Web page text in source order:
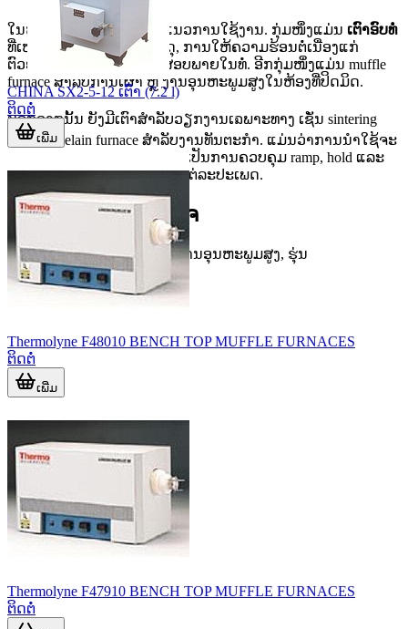
ໃນໝວດນີ້ພົບເຫັນໄດ້ຫຼາຍແນວການໃຊ້ງານ. ກຸ່ມໜຶ່ງແມ່ນ ເຕົາອົບທໍ່
ທີ່ເໝາະກັບວຽກງານວັດສະດຸ, ການໃຫ້ຄວາມຮ້ອນຕໍ່ເນື່ອງແກ່
ຕົວຢ່າງຮູບແທ່ງ ຫຼື ການທົດສອບພາຍໃນທໍ່. ອີກກຸ່ມໜຶ່ງແມ່ນ muffle
furnace ສຳລັບການເຜົາ ຫຼື ງານອຸນຫະພູມສູງໃນຫ້ອງທີ່ປິດມິດ.
ນອກຈາກນັ້ນ ຍັງມີເຕົາສຳລັບວຽກງານເຉພາະທາງ ເຊັ່ນ sintering
ແລະ porcelain furnace ສຳລັບງານທັນຕະກຳ. ແມ່ນວ່າການນຳໃຊ້ຈະ
ຕ່າງກັນ ແຕ່ຫົວໃຈສຳຄັນຍັງຄົງເປັນການຄວບຄຸມ ramp, hold ແລະ
cooling ໃຫ້ເໝາະກັບວັດສະດຸແຕ່ລະປະເພດ.
ຕົວຢ່າງຮຸ່ນທີ່ນ່າສົນໃຈ
ຫາກຕ້ອງການເຕົາອົບທໍ່ສຳລັບງານອຸນຫະພູມສູງ, ຮຸ່ນ
CHINA SX2-5-12 ເຕົາ (7.2 l)
ຕິດຕໍ່
ເພີ່ມ
Thermolyne F48010 BENCH TOP MUFFLE FURNACES
ຕິດຕໍ່
ເພີ່ມ
Thermolyne F47910 BENCH TOP MUFFLE FURNACES
ຕິດຕໍ່